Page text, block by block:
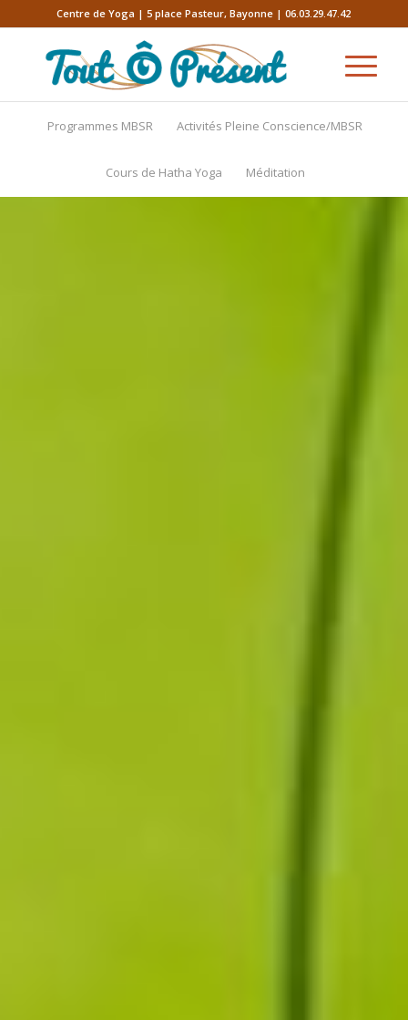
Centre de Yoga | 5 place Pasteur, Bayonne | 06.03.29.47.42
Programmes MBSR Activités Pleine Conscience/MBSR
Cours de Hatha Yoga Méditation